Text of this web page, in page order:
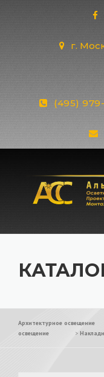
г.
(495)
Архитектурное освещение
освещение
>